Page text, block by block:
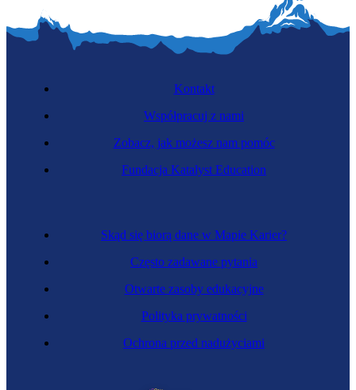
Specjalistka przemysłu mody
Skąd się biorą dane w Mapie Karier?
Często zadawane pytania
Otwarte zasoby edukacyjne
Polityka prywatności
Ochrona przed nadużyciami
Kontakt
Współpracuj z nami
Zobacz, jak możesz nam pomóc
Fundacja Katalyst Education